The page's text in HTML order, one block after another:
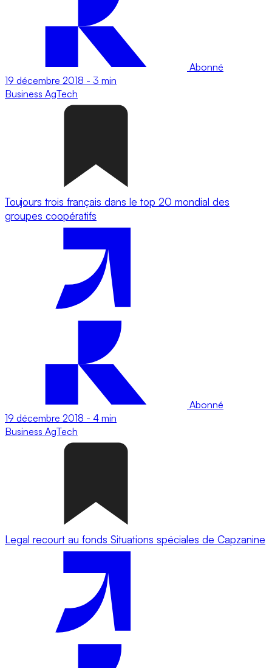
Abonné
19 décembre 2018 - 3 min
Business AgTech
Toujours trois français dans le top 20 mondial des
groupes coopératifs
Abonné
19 décembre 2018 - 4 min
Business AgTech
Legal recourt au fonds Situations spéciales de Capzanine